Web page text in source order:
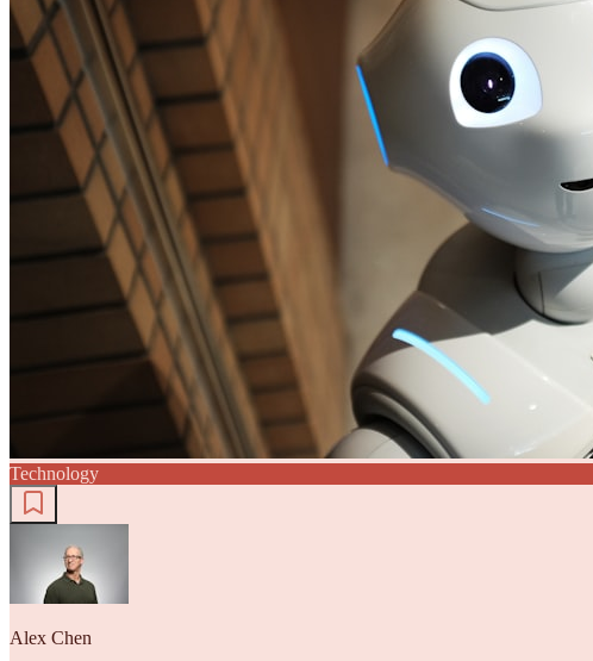
Technology
Alex Chen